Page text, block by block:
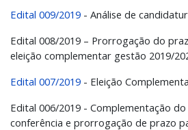
Edital 009/2019 - Análise de
Edital 008/2019 – Prorrogação do
eleição complementar gestão 2019/
Edital 007/2019 - Eleição
Edital 006/2019 - Complementação
conferência e prorrogação de prazo